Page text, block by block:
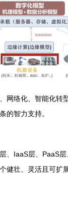
络化、智能化
的智力支持。
IaaS层、PaaS
壮、灵活且可扩